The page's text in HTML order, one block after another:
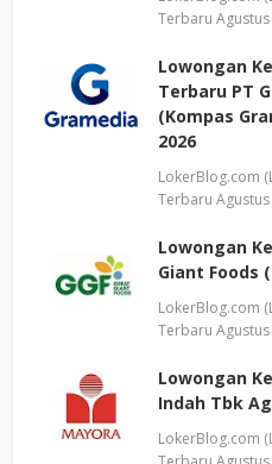
Terbaru
Lowongan
Terbaru PT
(Kompas
2026
LokerBlog.com
Terbaru
Lowongan
Giant Foods
LokerBlog.com
Terbaru
Lowongan
Indah Tbk
LokerBlog.com